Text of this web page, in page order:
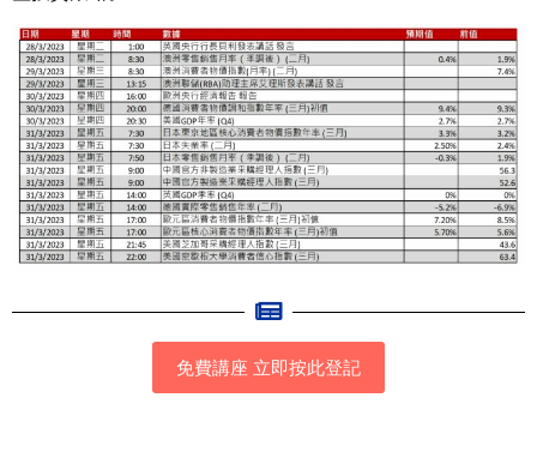
免費講座 立即按此登記